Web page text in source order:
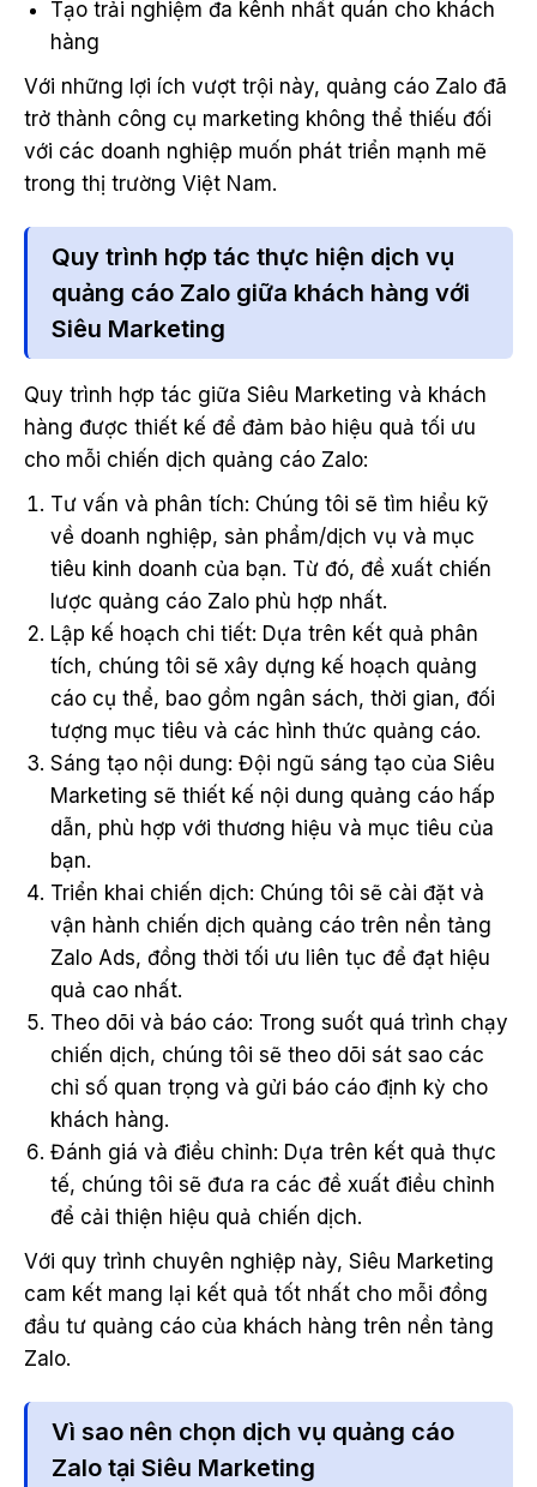
Tạo trải nghiệm đa kênh nhất quán cho khách
hàng
Với những lợi ích vượt trội này, quảng cáo Zalo đã
trở thành công cụ marketing không thể thiếu đối
với các doanh nghiệp muốn phát triển mạnh mẽ
trong thị trường Việt Nam.
Quy trình hợp tác thực hiện dịch vụ
quảng cáo Zalo giữa khách hàng với
Siêu Marketing
Quy trình hợp tác giữa Siêu Marketing và khách
hàng được thiết kế để đảm bảo hiệu quả tối ưu
cho mỗi chiến dịch quảng cáo Zalo:
Tư vấn và phân tích: Chúng tôi sẽ tìm hiểu kỹ
về doanh nghiệp, sản phẩm/dịch vụ và mục
tiêu kinh doanh của bạn. Từ đó, đề xuất chiến
lược quảng cáo Zalo phù hợp nhất.
Lập kế hoạch chi tiết: Dựa trên kết quả phân
tích, chúng tôi sẽ xây dựng kế hoạch quảng
cáo cụ thể, bao gồm ngân sách, thời gian, đối
tượng mục tiêu và các hình thức quảng cáo.
Sáng tạo nội dung: Đội ngũ sáng tạo của Siêu
Marketing sẽ thiết kế nội dung quảng cáo hấp
dẫn, phù hợp với thương hiệu và mục tiêu của
bạn.
Triển khai chiến dịch: Chúng tôi sẽ cài đặt và
vận hành chiến dịch quảng cáo trên nền tảng
Zalo Ads, đồng thời tối ưu liên tục để đạt hiệu
quả cao nhất.
Theo dõi và báo cáo: Trong suốt quá trình chạy
chiến dịch, chúng tôi sẽ theo dõi sát sao các
chỉ số quan trọng và gửi báo cáo định kỳ cho
khách hàng.
Đánh giá và điều chỉnh: Dựa trên kết quả thực
tế, chúng tôi sẽ đưa ra các đề xuất điều chỉnh
để cải thiện hiệu quả chiến dịch.
Với quy trình chuyên nghiệp này, Siêu Marketing
cam kết mang lại kết quả tốt nhất cho mỗi đồng
đầu tư quảng cáo của khách hàng trên nền tảng
Zalo.
Vì sao nên chọn dịch vụ quảng cáo
Zalo tại Siêu Marketing